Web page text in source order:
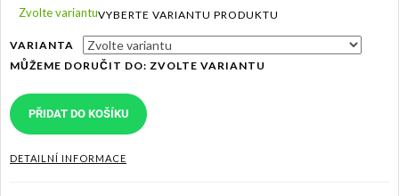
cena:
Zvolte variantu
VARIANTA
MŮŽEME DORUČIT DO: ZVOLTE VARIANTU
PŘIDAT DO KOŠÍKU
DETAILNÍ INFORMACE